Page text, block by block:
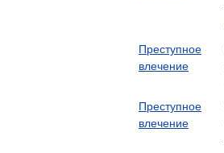
Преступное
влечение
Преступное
влечение